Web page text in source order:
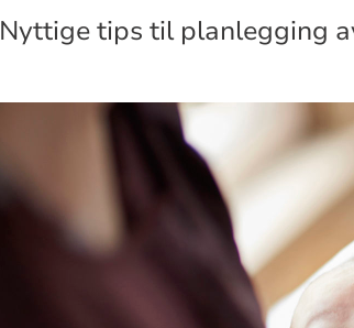
Nyttige tips til planlegging